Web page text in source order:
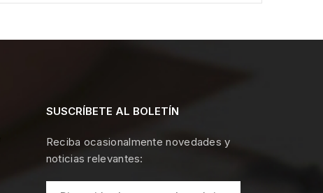
SUSCRÍBETE AL BOLETÍN
Reciba ocasionalmente novedades y
noticias relevantes: